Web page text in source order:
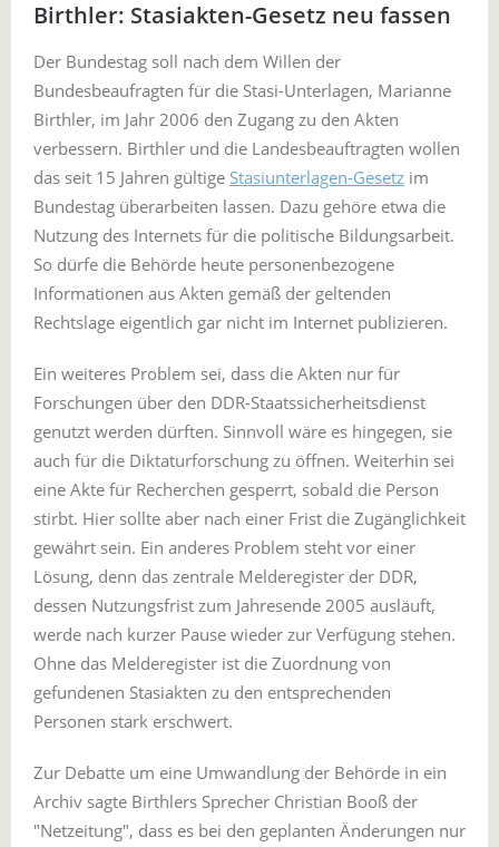
Birthler: Stasiakten-Gesetz neu fassen
Der Bundestag soll nach dem Willen der
Bundesbeaufragten für die Stasi-Unterlagen, Marianne
Birthler, im Jahr 2006 den Zugang zu den Akten
verbessern. Birthler und die Landesbeauftragten wollen
das seit 15 Jahren gültige Stasiunterlagen-Gesetz im
Bundestag überarbeiten lassen. Dazu gehöre etwa die
Nutzung des Internets für die politische Bildungsarbeit.
So dürfe die Behörde heute personenbezogene
Informationen aus Akten gemäß der geltenden
Rechtslage eigentlich gar nicht im Internet publizieren.
Ein weiteres Problem sei, dass die Akten nur für
Forschungen über den DDR-Staatssicherheitsdienst
genutzt werden dürften. Sinnvoll wäre es hingegen, sie
auch für die Diktaturforschung zu öffnen. Weiterhin sei
eine Akte für Recherchen gesperrt, sobald die Person
stirbt. Hier sollte aber nach einer Frist die Zugänglichkeit
gewährt sein. Ein anderes Problem steht vor einer
Lösung, denn das zentrale Melderegister der DDR,
dessen Nutzungsfrist zum Jahresende 2005 ausläuft,
werde nach kurzer Pause wieder zur Verfügung stehen.
Ohne das Melderegister ist die Zuordnung von
gefundenen Stasiakten zu den entsprechenden
Personen stark erschwert.
Zur Debatte um eine Umwandlung der Behörde in ein
Archiv sagte Birthlers Sprecher Christian Booß der
"Netzeitung", dass es bei den geplanten Änderungen nur